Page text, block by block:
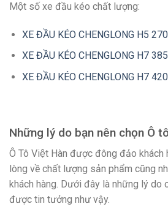
Một số xe đầu kéo chất lượng:
XE ĐẦU KÉO CHENGLONG H5
XE ĐẦU KÉO CHENGLONG H7
XE ĐẦU KÉO CHENGLONG H7
Những lý do bạn nên chọn Ô
Ô Tô Việt Hàn được đông đảo khách
lòng về chất lượng sản phẩm cũng
khách hàng. Dưới đây là những lý do
được tin tưởng như vậy.